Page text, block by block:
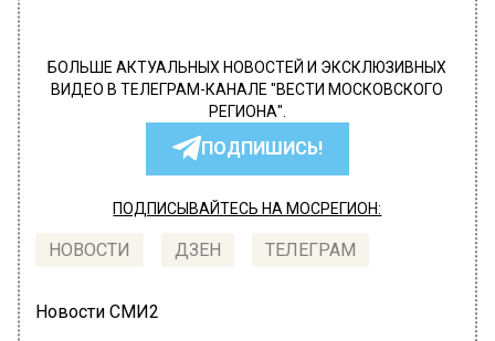
БОЛЬШЕ АКТУАЛЬНЫХ НОВОСТЕЙ И ЭКСКЛЮЗИВНЫХ
ВИДЕО В ТЕЛЕГРАМ-КАНАЛЕ "ВЕСТИ МОСКОВСКОГО
РЕГИОНА".
ПОДПИШИСЬ!
ПОДПИСЫВАЙТЕСЬ НА МОСРЕГИОН:
НОВОСТИ ДЗЕН ТЕЛЕГРАМ
Новости СМИ2